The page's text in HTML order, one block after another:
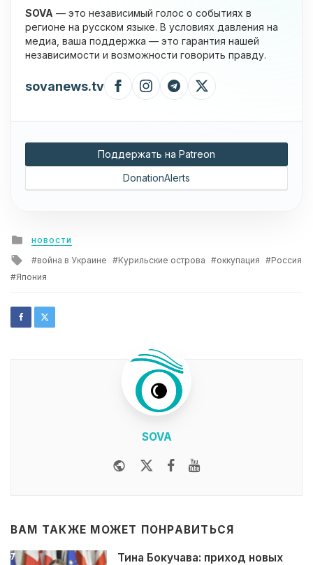
SOVA — это независимый голос о событиях в
регионе на русском языке. В условиях давления на
медиа, ваша поддержка — это гарантия нашей
независимости и возможности говорить правду.
sovanews.tv
Поддержать на Patreon
DonationAlerts
Posted
in
НОВОСТИ
Tagged
война в Украине Курильские острова оккупация
Россия
Япония
SOVA
WebsiteTwitterFacebook
ВАМ ТАКЖЕ МОЖЕТ ПОНРАВИТЬСЯ
Тина Бокучава: приход новых